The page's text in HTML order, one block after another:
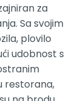
za
Sa svojim
plovilo
udobnost s
restorana,